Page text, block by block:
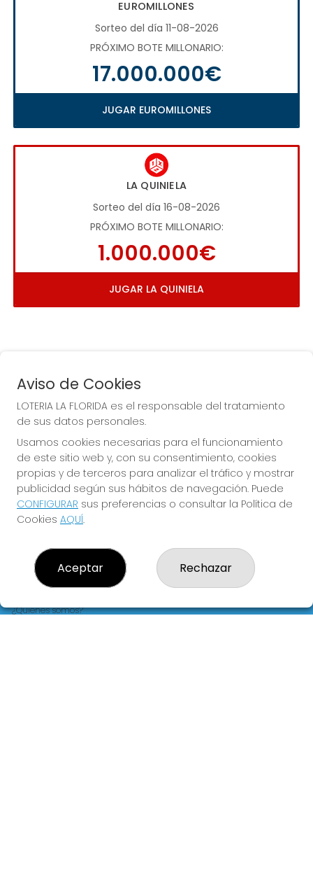
EUROMILLONES
Sorteo del día 11-08-2026
PRÓXIMO BOTE MILLONARIO:
17.000.000€
JUGAR EUROMILLONES
LA QUINIELA
Sorteo del día 16-08-2026
PRÓXIMO BOTE MILLONARIO:
1.000.000€
JUGAR LA QUINIELA
COMPRA EN LOTERIA LA
FLORIDA
Y QUE LAS MEIGAS TE
ACOMPAÑEN
LOTERIA LA FLORIDA
¿Quiénes somos?
Aviso de Cookies
LOTERIA LA FLORIDA es el responsable del tratamiento
de sus datos personales.
Usamos cookies necesarias para el funcionamiento
de este sitio web y, con su consentimiento, cookies
propias y de terceros para analizar el tráfico y mostrar
publicidad según sus hábitos de navegación. Puede
CONFIGURAR sus preferencias o consultar la Política de
Cookies AQUÍ.
Aceptar Rechazar